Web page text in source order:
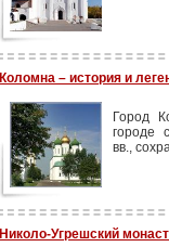
Коломна – история и
Город
городе
вв.,
Николо-Угрешский